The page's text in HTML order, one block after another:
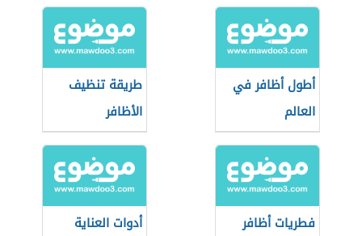
أطول أظافر في
العالم
طريقة تنظيف
الأظافر
فطريات أظافر
أدوات العناية